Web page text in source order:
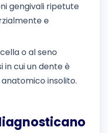
gengivali ripetute
e
o al seno
in cui un dente è
insolito.